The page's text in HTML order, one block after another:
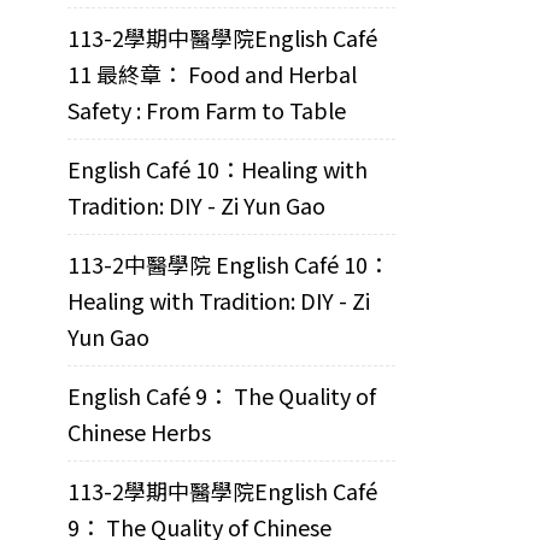
113-2學期中醫學院English Café
11 最終章： Food and Herbal
Safety : From Farm to Table
English Café 10：Healing with
Tradition: DIY - Zi Yun Gao
113-2中醫學院 English Café 10：
Healing with Tradition: DIY - Zi
Yun Gao
English Café 9： The Quality of
Chinese Herbs
113-2學期中醫學院English Café
9： The Quality of Chinese